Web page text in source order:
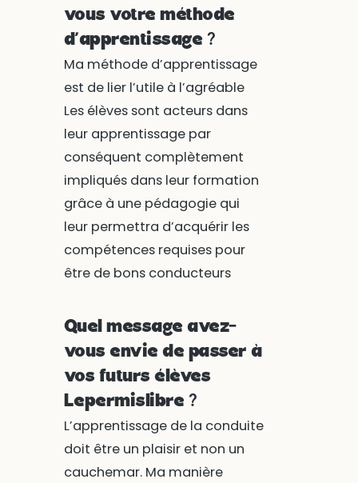
vous votre méthode
d’apprentissage ?
Ma méthode d’apprentissage
est de lier l’utile à l’agréable
Les élèves sont acteurs dans
leur apprentissage par
conséquent complètement
impliqués dans leur formation
grâce à une pédagogie qui
leur permettra d’acquérir les
compétences requises pour
être de bons conducteurs
Quel message avez-
vous envie de passer à
vos futurs élèves
Lepermislibre ?
L’apprentissage de la conduite
doit être un plaisir et non un
cauchemar. Ma manière